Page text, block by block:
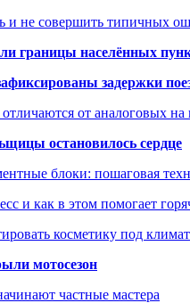
и не совершить типичных
границы населённых
задержки
от аналоговых на
остановилось сердце
блоки: пошаговая
и как в этом помогает
косметику под климат
мотосезон
частные мастера